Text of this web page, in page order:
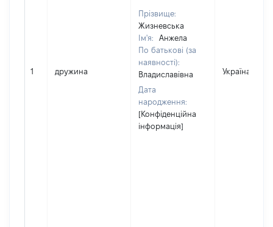
1 дружина
Прізвище:
Жизневська
Ім'я:
Анжела
По батькові (за
наявності):
Владиславівна
Дата
народження:
[Конфіденційна
інформація]
Україна